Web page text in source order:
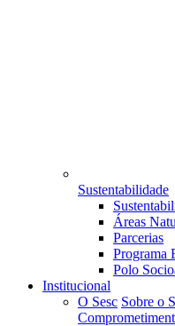
Sustentabilidade
Áreas
Parcerias
Programa
Polo
Institucional
O Sesc Sobre o